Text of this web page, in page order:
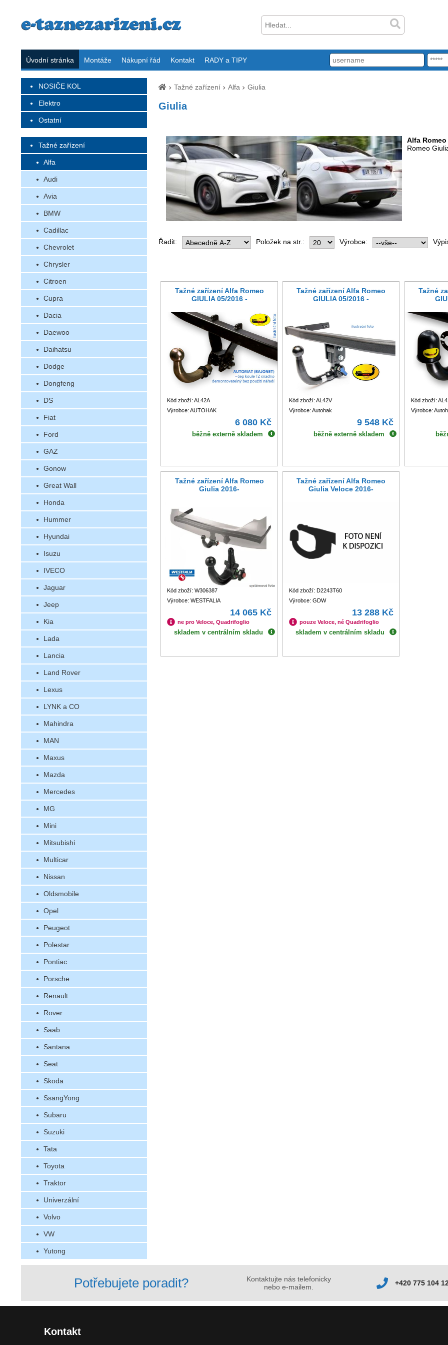
Úvodní stránka Montáže Nákupní řád Kontakt RADY a TIPY
NOSIČE KOL
Elektro
Ostatní
Tažné zařízení
Alfa
Audi
Avia
BMW
Cadillac
Chevrolet
Chrysler
Citroen
Cupra
Dacia
Daewoo
Daihatsu
Dodge
Dongfeng
DS
Fiat
Ford
GAZ
Gonow
Great Wall
Honda
Hummer
Hyundai
Isuzu
IVECO
Jaguar
Jeep
Kia
Lada
Lancia
Land Rover
Lexus
LYNK a CO
Mahindra
MAN
Maxus
Mazda
Mercedes
MG
Mini
Mitsubishi
Multicar
Nissan
Oldsmobile
Opel
Peugeot
Polestar
Pontiac
Porsche
Renault
Rover
Saab
Santana
Seat
Skoda
SsangYong
Subaru
Suzuki
Tata
Toyota
Traktor
Univerzální
Volvo
VW
Yutong
Tažné zařízení Alfa Giulia
Giulia
Alfa
Romeo
Řadit: Položek na str.: Výrobce:
Tažné zařízení Alfa Romeo
GIULIA 05/2016 -
Kód zboží: AL42A
Výrobce: AUTOHAK
6 080 Kč
běžně externě skladem
Tažné zařízení Alfa Romeo
GIULIA 05/2016 -
Kód zboží: AL42V
Výrobce: Autohak
9 548 Kč
běžně externě skladem
Tažné
Kód zboží:
Výrobce:
Tažné zařízení Alfa Romeo
Giulia 2016-
Kód zboží: W306387
Výrobce: WESTFALIA
14 065 Kč
ne pro Veloce, Quadrifoglio
skladem v centrálním skladu
Tažné zařízení Alfa Romeo
Giulia Veloce 2016-
Kód zboží: D2243T60
Výrobce: GDW
13 288 Kč
pouze Veloce, né Quadrifoglio
skladem v centrálním skladu
Potřebujete poradit?
Kontaktujte nás telefonicky
nebo e-mailem.
+420 775 104
Kontakt